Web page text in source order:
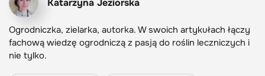
Katarzyna Jeziorska
Ogrodniczka, zielarka, autorka. W swoich artykułach łączy
fachową wiedzę ogrodniczą z pasją do roślin leczniczych i
nie tylko.